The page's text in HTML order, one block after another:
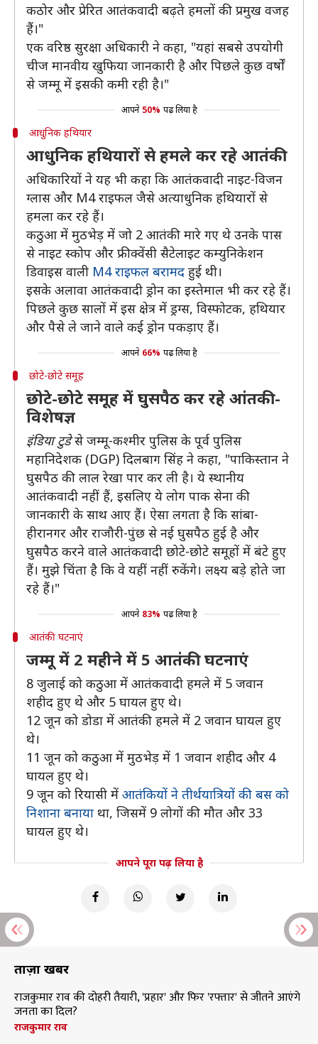
कठोर और प्रेरित आतंकवादी बढ़ते हमलों की प्रमुख वजह
हैं।"
एक वरिष्ठ सुरक्षा अधिकारी ने कहा, "यहां सबसे उपयोगी
चीज मानवीय खुफिया जानकारी है और पिछले कुछ वर्षों
से जम्मू में इसकी कमी रही है।"
आपने 50% पढ़ लिया है
आधुनिक हथियार
आधुनिक हथियारों से हमले कर रहे आतंकी
अधिकारियों ने यह भी कहा कि आतंकवादी नाइट-विजन
ग्लास और M4 राइफल जैसे अत्याधुनिक हथियारों से
हमला कर रहे हैं।
कठुआ में मुठभेड़ में जो 2 आतंकी मारे गए थे उनके पास
से नाइट स्कोप और फ्रीक्वेंसी सैटेलाइट कम्युनिकेशन
डिवाइस वाली M4 राइफल बरामद हुई थी।
इसके अलावा आतंकवादी ड्रोन का इस्तेमाल भी कर रहे हैं।
पिछले कुछ सालों में इस क्षेत्र में ड्रग्स, विस्फोटक, हथियार
और पैसे ले जाने वाले कई ड्रोन पकड़ाए हैं।
आपने 66% पढ़ लिया है
छोटे-छोटे समूह
छोटे-छोटे समूह में घुसपैठ कर रहे आंतकी-
विशेषज्ञ
इंडिया टुडेसे जम्मू-कश्मीर पुलिस के पूर्व पुलिस
महानिदेशक (DGP) दिलबाग सिंह ने कहा, "पाकिस्तान ने
घुसपैठ की लाल रेखा पार कर ली है। ये स्थानीय
आतंकवादी नहीं हैं, इसलिए ये लोग पाक सेना की
जानकारी के साथ आए हैं। ऐसा लगता है कि सांबा-
हीरानगर और राजौरी-पुंछ से नई घुसपैठ हुई है और
घुसपैठ करने वाले आतंकवादी छोटे-छोटे समूहों में बंटे हुए
हैं। मुझे चिंता है कि वे यहीं नहीं रुकेंगे। लक्ष्य बड़े होते जा
रहे हैं।"
आपने 83% पढ़ लिया है
आतंकी घटनाएं
जम्मू में 2 महीने में 5 आतंकी घटनाएं
8 जुलाई को कठुआ में आतंकवादी हमले में 5 जवान
शहीद हुए थे और 5 घायल हुए थे।
12 जून को डोडा में आतंकी हमले में 2 जवान घायल हुए
थे।
11 जून को कठुआ में मुठभेड़ में 1 जवान शहीद और 4
घायल हुए थे।
9 जून को रियासी में आतंकियों ने तीर्थयात्रियों की बस को
निशाना बनाया था, जिसमें 9 लोगों की मौत और 33
घायल हुए थे।
आपने पूरा पढ़ लिया है
ताज़ा खबरें
राजकुमार राव की दोहरी तैयारी, 'प्रहार' और फिर 'रफ्तार' से जीतने आएंगे
जनता का दिल?
राजकुमार राव